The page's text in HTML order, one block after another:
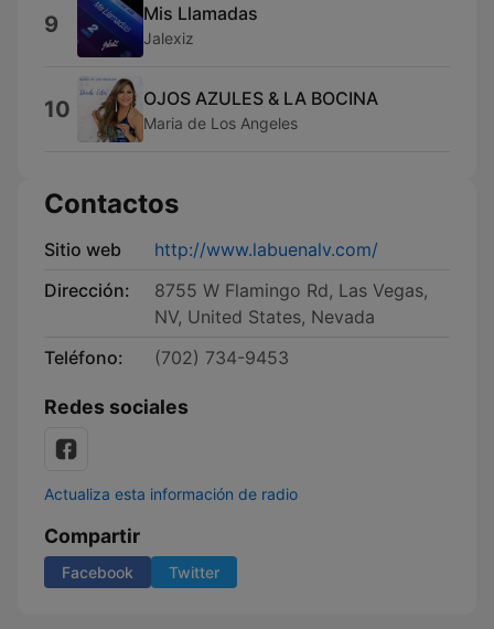
9 Mis Llamadas
Jalexiz
10 OJOS AZULES & LA BOCINA
Maria de Los Angeles
Contactos
Sitio web
http://www.labuenalv.com/
Dirección:
8755 W Flamingo Rd, Las Vegas,
NV, United States, Nevada
Teléfono:
(702) 734-9453
Redes sociales
Actualiza esta información de radio
Compartir
Facebook Twitter